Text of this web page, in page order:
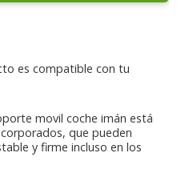
es compatible con tu
movil coche imán está
que pueden
y firme incluso en los